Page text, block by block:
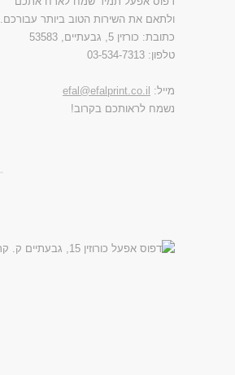
ולתאם את השירות הטוב ביותר עבורכם.
כתובת: כורזין 5, גבעתיים, 53583
טלפון: 03-534-7313
מייל: efal@efalprint.co.il
נשמח לראותכם בקרוב!